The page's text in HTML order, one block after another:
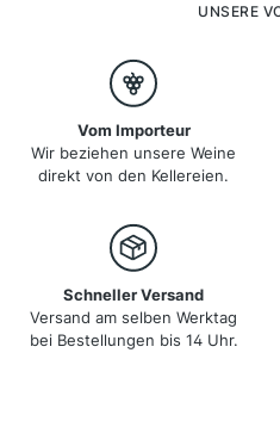
perfekte Kombination aus
UNSERE
Vom Importeur
Wir beziehen unsere Weine
direkt von den Kellereien.
Schneller Versand
Versand am selben Werktag
bei Bestellungen bis 14 Uhr.